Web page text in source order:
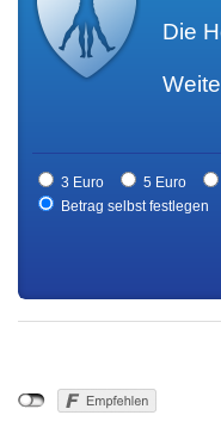
Die
3 Euro 5 Euro
Betrag selbst festlegen